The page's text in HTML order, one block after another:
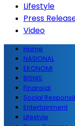
Lifestyle
Press
Video
Home
NASIONAL
EKONOMI
BISNIS
Finansial
Social
Entertainment
Lifestyle